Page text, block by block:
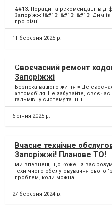
&#13; Поради та рекомендації від
Запоріжжі!&#13; &#13; &#13; Дим
про різні...
11 березня 2025 р.
Своєчасний ремонт
Запоріжжі
Безпека вашого життя = Це
автомобіля! Не забувайте,
гальмівну систему та інші...
6 січня 2025 р.
Вчасне технічне
Запоріжжі! Планове ТО!
Ми впевнені, що кожен з вас
технічного обслуговування свого
проблем, коли можна...
27 березня 2024 р.